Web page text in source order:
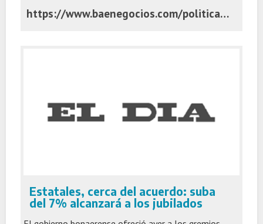
https://www.baenegocios.com/politica/kicillof-amplio-al-resto-de-los-estatales-la-oferta-del-7-realizada-a-docentes/
Estatales, cerca del acuerdo: suba
del 7% alcanzará a los jubilados